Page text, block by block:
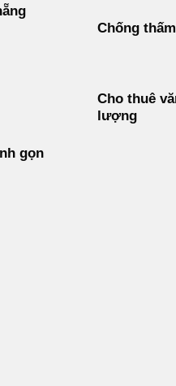
Chống
Cho thuê
lượng
gọn